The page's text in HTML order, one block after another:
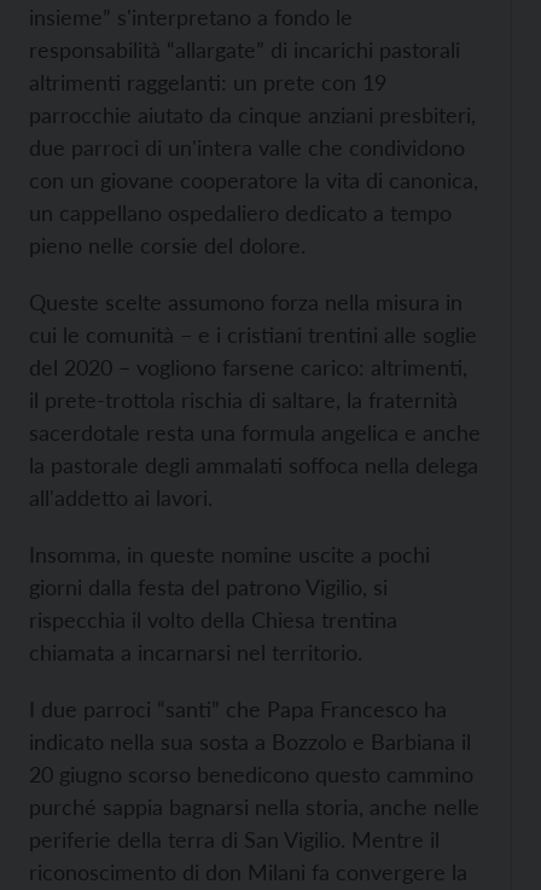
insieme” s'interpretano a fondo le
responsabilità “allargate” di incarichi pastorali
altrimenti raggelanti: un prete con 19
parrocchie aiutato da cinque anziani presbiteri,
due parroci di un'intera valle che condividono
con un giovane cooperatore la vita di canonica,
un cappellano ospedaliero dedicato a tempo
pieno nelle corsie del dolore.
Queste scelte assumono forza nella misura in
cui le comunità – e i cristiani trentini alle soglie
del 2020 – vogliono farsene carico: altrimenti,
il prete-trottola rischia di saltare, la fraternità
sacerdotale resta una formula angelica e anche
la pastorale degli ammalati soffoca nella delega
all'addetto ai lavori.
Insomma, in queste nomine uscite a pochi
giorni dalla festa del patrono Vigilio, si
rispecchia il volto della Chiesa trentina
chiamata a incarnarsi nel territorio.
I due parroci “santi” che Papa Francesco ha
indicato nella sua sosta a Bozzolo e Barbiana il
20 giugno scorso benedicono questo cammino
purché sappia bagnarsi nella storia, anche nelle
periferie della terra di San Vigilio. Mentre il
riconoscimento di don Milani fa convergere la